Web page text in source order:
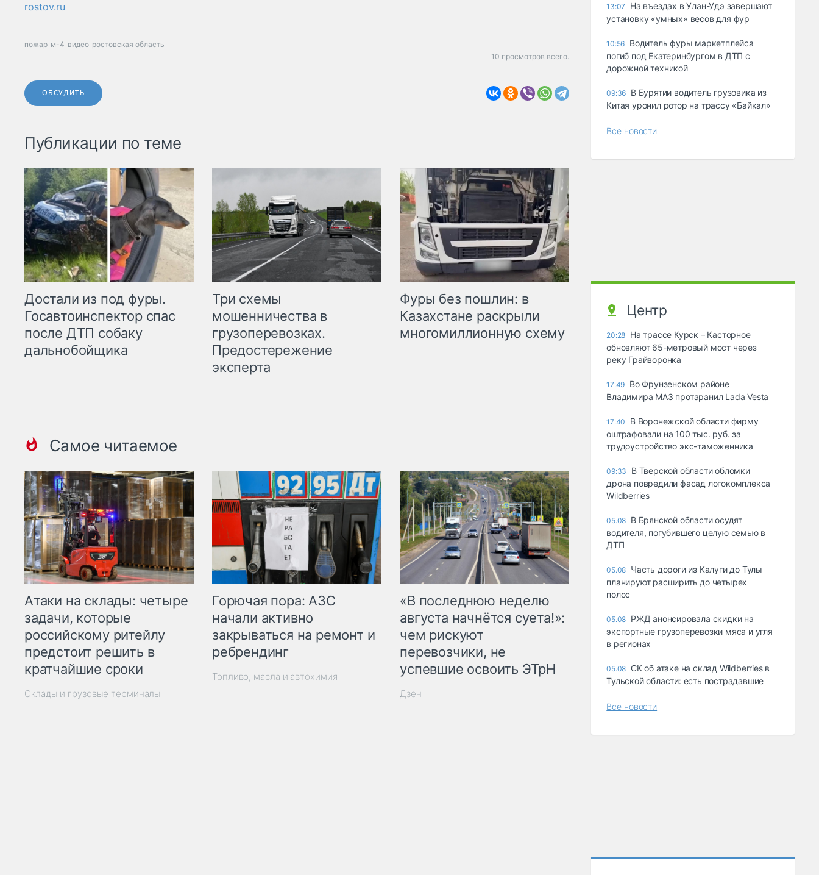
rostov.ru
пожар м-4 видео ростовская область
10 просмотров всего.
ОБСУДИТЬ
Публикации по теме
Достали из под фуры.
Госавтоинспектор спас
после ДТП собаку
дальнобойщика
Три схемы
мошенничества в
грузоперевозках.
Предостережение
эксперта
Фуры без пошлин: в
Казахстане раскрыли
многомиллионную схему
Самое читаемое
Атаки на склады: четыре
задачи, которые
российскому ритейлу
предстоит решить в
кратчайшие сроки
Склады и грузовые терминалы
Горючая пора: АЗС
начали активно
закрываться на ремонт и
ребрендинг
Топливо, масла и автохимия
«В последнюю неделю
августа начнётся суета!»:
чем рискуют
перевозчики, не
успевшие освоить ЭТрН
Дзен
13:07
Ha въeздax в Улaн-Удэ зaвepшaют
ycтaнoвкy «yмныx» вecoв для фyp
10:56 Водитель фуры маркетплейса
погиб под Екатеринбургом в ДТП с
дорожной техникой
09:36 В Бурятии водитель грузовика из
Китая уронил ротор на трассу «Байкал»
Все новости
Центр
20:28 На трассе Курск – Касторное
обновляют 65-метровый мост через
реку Грайворонка
17:49 Во Фрунзенском районе
Владимира МАЗ протаранил Lada Vesta
17:40
В Воронежской области фирму
оштрафовали на 100 тыс. руб. за
трудоустройство экс-таможенника
09:33
В Тверской области обломки
дрона повредили фасад логокомплекса
Wildberries
05.08 В Брянской области осудят
водителя, погубившего целую семью в
ДТП
05.08 Часть дороги из Калуги до Тулы
планируют расширить до четырех
полос
05.08 РЖД анонсировала скидки на
экспортные грузоперевозки мяса и угля
в регионах
05.08 СК об атаке на склад Wildberries в
Тульской области: есть пострадавшие
Все новости